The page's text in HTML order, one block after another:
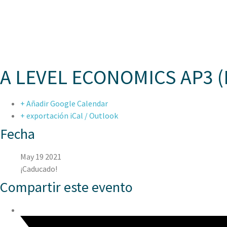
A LEVEL ECONOMICS AP3
+ Añadir Google Calendar
+ exportación iCal / Outlook
Fecha
May 19 2021
¡Caducado!
Compartir este evento